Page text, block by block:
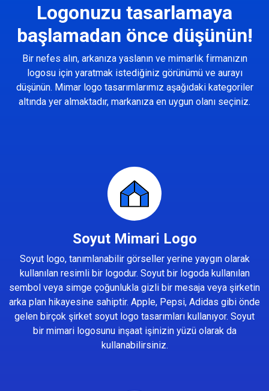
Logonuzu tasarlamaya
başlamadan önce düşünün!
Bir nefes alın, arkanıza yaslanın ve mimarlık firmanızın
logosu için yaratmak istediğiniz görünümü ve aurayı
düşünün. Mimar logo tasarımlarımız aşağıdaki kategoriler
altında yer almaktadır, markanıza en uygun olanı seçiniz.
Soyut Mimari Logo
Soyut logo, tanımlanabilir görseller yerine yaygın olarak
kullanılan resimli bir logodur. Soyut bir logoda kullanılan
sembol veya simge çoğunlukla gizli bir mesaja veya şirketin
arka plan hikayesine sahiptir. Apple, Pepsi, Adidas gibi önde
gelen birçok şirket soyut logo tasarımları kullanıyor. Soyut
bir mimari logosunu inşaat işinizin yüzü olarak da
kullanabilirsiniz.